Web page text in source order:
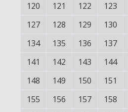
120
121 122 123
127
128 129 130
134
135 136 137
141
142 143 144
148
149 150 151
155
156 157 158